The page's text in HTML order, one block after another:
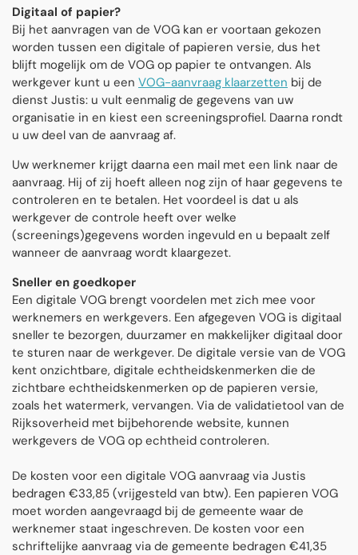
Digitaal of papier?
Bij het aanvragen van de VOG kan er voortaan gekozen
worden tussen een digitale of papieren versie, dus het
blijft mogelijk om de VOG op papier te ontvangen. Als
werkgever kunt u een VOG-aanvraag klaarzetten bij de
dienst Justis: u vult eenmalig de gegevens van uw
organisatie in en kiest een screeningsprofiel. Daarna rondt
u uw deel van de aanvraag af.
Uw werknemer krijgt daarna een mail met een link naar de
aanvraag. Hij of zij hoeft alleen nog zijn of haar gegevens te
controleren en te betalen. Het voordeel is dat u als
werkgever de controle heeft over welke
(screenings)gegevens worden ingevuld en u bepaalt zelf
wanneer de aanvraag wordt klaargezet.
Sneller en goedkoper
Een digitale VOG brengt voordelen met zich mee voor
werknemers en werkgevers. Een afgegeven VOG is digitaal
sneller te bezorgen, duurzamer en makkelijker digitaal door
te sturen naar de werkgever. De digitale versie van de VOG
kent onzichtbare, digitale echtheidskenmerken die de
zichtbare echtheidskenmerken op de papieren versie,
zoals het watermerk, vervangen. Via de validatietool van de
Rijksoverheid met bijbehorende website, kunnen
werkgevers de VOG op echtheid controleren.
De kosten voor een digitale VOG aanvraag via Justis
bedragen €33,85 (vrijgesteld van btw). Een papieren VOG
moet worden aangevraagd bij de gemeente waar de
werknemer staat ingeschreven. De kosten voor een
schriftelijke aanvraag via de gemeente bedragen €41,35